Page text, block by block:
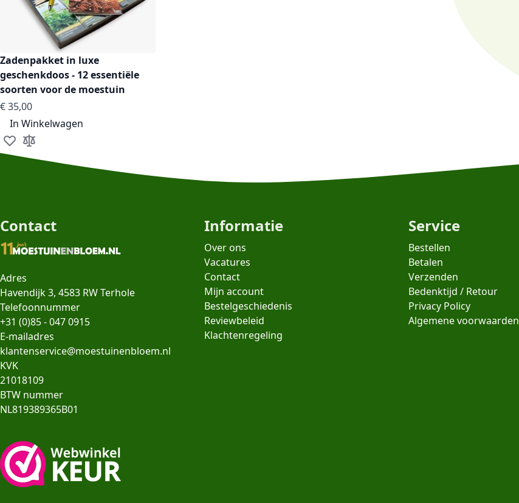
Zadenpakket in luxe
geschenkdoos - 12 essentiële
soorten voor de moestuin
€ 35,00
In Winkelwagen
Voeg toe aan verlanglijst
Toevoegen om te vergelijken
Contact
Adres
Havendijk 3, 4583 RW Terhole
Telefoonnummer
+31 (0)85 - 047 0915
E-mailadres
klantenservice@moestuinenbloem.nl
KVK
21018109
BTW nummer
NL819389365B01
Informatie
Over ons
Vacatures
Contact
Mijn account
Bestelgeschiedenis
Reviewbeleid
Klachtenregeling
Service
Bestellen
Betalen
Verzenden
Bedenktijd / Retour
Privacy Policy
Algemene voorwaarden